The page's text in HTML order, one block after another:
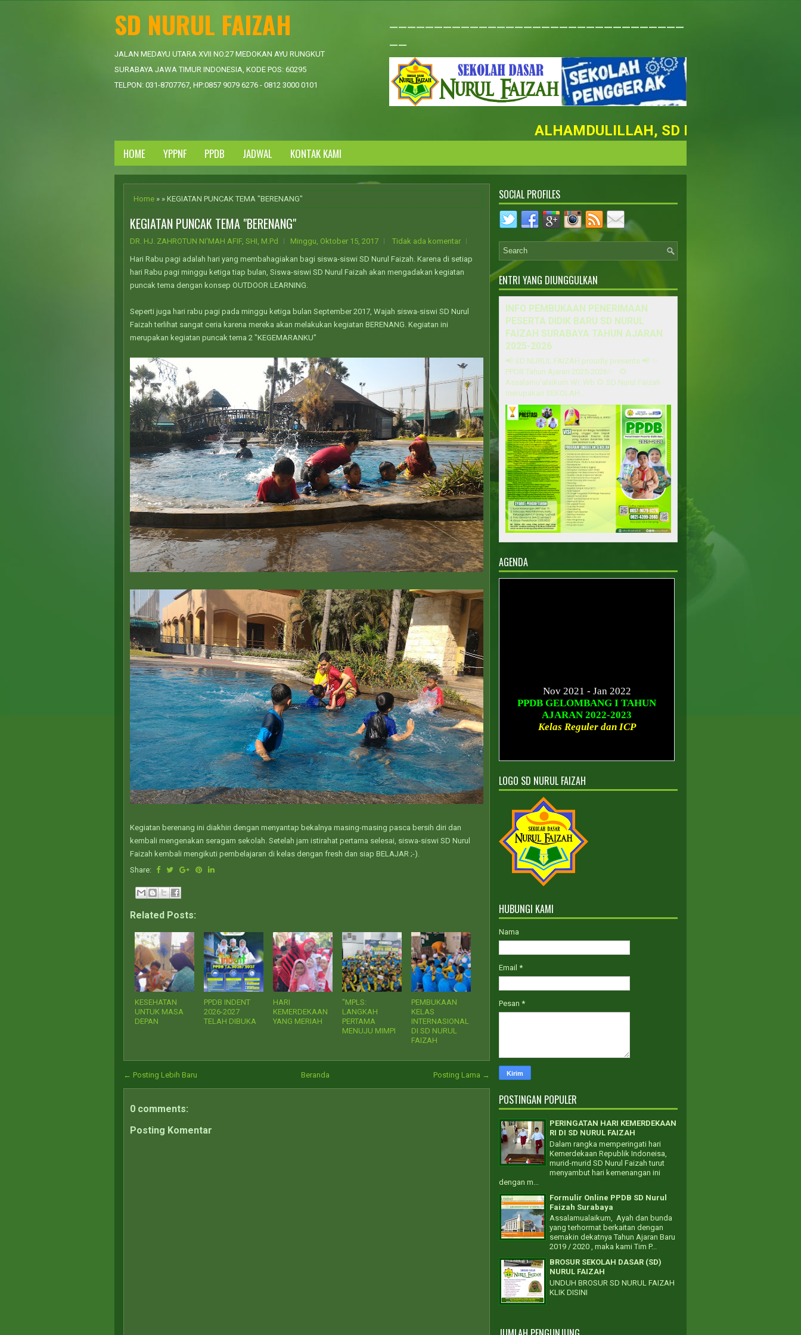
SD NURUL FAIZAH
JALAN MEDAYU UTARA XVII NO.27 MEDOKAN AYU RUNGKUT
SURABAYA JAWA TIMUR INDONESIA, KODE POS: 60295
TELPON: 031-8707767, HP:0857 9079 6276 - 0812 3000 0101
_________________________________
__
ALHAMDULILLAH, SD NURUL FAIZAH
HOME YPPNF PPDB JADWAL KONTAK KAMI
Home » » KEGIATAN PUNCAK TEMA "BERENANG"
KEGIATAN PUNCAK TEMA "BERENANG"
DR. HJ. ZAHROTUN NI'MAH AFIF, SHI, M.Pd Minggu, Oktober 15, 2017
Tidak ada komentar
Hari Rabu pagi adalah hari yang membahagiakan bagi siswa-siswi SD Nurul Faizah. Karena di setiap
hari Rabu pagi minggu ketiga tiap bulan, Siswa-siswi SD Nurul Faizah akan mengadakan kegiatan
puncak tema dengan konsep OUTDOOR LEARNING.
Seperti juga hari rabu pagi pada minggu ketiga bulan September 2017, Wajah siswa-siswi SD Nurul
Faizah terlihat sangat ceria karena mereka akan melakukan kegiatan BERENANG. Kegiatan ini
merupakan kegiatan puncak tema 2 "KEGEMARANKU"
Kegiatan berenang ini diakhiri dengan menyantap bekalnya masing-masing pasca bersih diri dan
kembali mengenakan seragam sekolah. Setelah jam istirahat pertama selesai, siswa-siswi SD Nurul
Faizah kembali mengikuti pembelajaran di kelas dengan fresh dan siap BELAJAR ;-).
Share:
Related Posts:
KESEHATAN
UNTUK MASA
DEPAN
PPDB INDENT
2026-2027
TELAH DIBUKA
HARI
KEMERDEKAAN
YANG MERIAH
"MPLS:
LANGKAH
PERTAMA
MENUJU MIMPI
PEMBUKAAN
KELAS
INTERNASIONAL
DI SD NURUL
FAIZAH
← Posting Lebih Baru Posting Lama →
Beranda
0 comments:
Posting Komentar
SOCIAL PROFILES
ENTRI YANG DIUNGGULKAN
INFO PEMBUKAAN PENERIMAAN
PESERTA DIDIK BARU SD NURUL
FAIZAH SURABAYA TAHUN AJARAN
2025-2026
📢 SD NURUL FAIZAH proudly presents 📢 ✨
PPDB Tahun Ajaran 2025-2026✨ 🌻
Assalamu'alaikum Wr. Wb.🌻 SD Nurul Faizah
merupakan SEKOLAH...
AGENDA
PPDB GELOMBANG I TAHUN
AJARAN 2022-2023
Kelas Reguler dan ICP
AJARAN 2022-2023
Kelas Reguler dan ICP
Sesudah Maret 2022
PPDB GELOMBANG III TAHUN
AJARAN 2022-2023
Kelas Reguler dan ICP
LOGO SD NURUL FAIZAH
HUBUNGI KAMI
Nama
Email *
Pesan *
POSTINGAN POPULER
PERINGATAN HARI KEMERDEKAAN
RI DI SD NURUL FAIZAH
Dalam rangka memperingati hari
Kemerdekaan Republik Indoneisa,
murid-murid SD Nurul Faizah turut
menyambut hari kemenangan ini
dengan m...
Formulir Online PPDB SD Nurul
Faizah Surabaya
Assalamualaikum, Ayah dan bunda
yang terhormat berkaitan dengan
semakin dekatnya Tahun Ajaran Baru
2019 / 2020 , maka kami Tim P...
BROSUR SEKOLAH DASAR (SD)
NURUL FAIZAH
UNDUH BROSUR SD NURUL FAIZAH
KLIK DISINI